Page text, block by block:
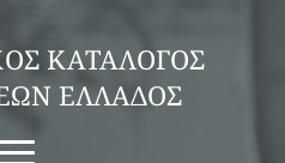
ΚΑΤΑΛΟΓΟΣ
ΕΛΛΑΔΟΣ